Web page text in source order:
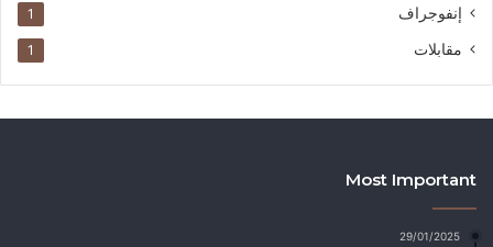
إنفوجراف 1
مقابلات 1
Most Important
29/01/2025